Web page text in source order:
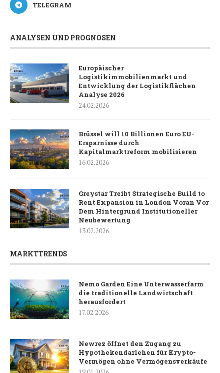
TELEGRAM
ANALYSEN UND PROGNOSEN
Europäischer
Logistikimmobilienmarkt und
Entwicklung der Logistikflächen
Analyse 2026
24.02.2026
Brüssel will 10 Billionen Euro EU-
Ersparnisse durch
Kapitalmarktreform mobilisieren
16.02.2026
Greystar Treibt Strategische Build to
Rent Expansion in London Voran Vor
Dem Hintergrund Institutioneller
Neubewertung
13.02.2026
MARKTTRENDS
Nemo Garden Eine Unterwasserfarm
die traditionelle Landwirtschaft
herausfordert
17.02.2026
Newrez öffnet den Zugang zu
Hypothekendarlehen für Krypto-
Vermögen ohne Vermögensverkäufe